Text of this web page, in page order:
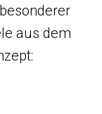
aus dem